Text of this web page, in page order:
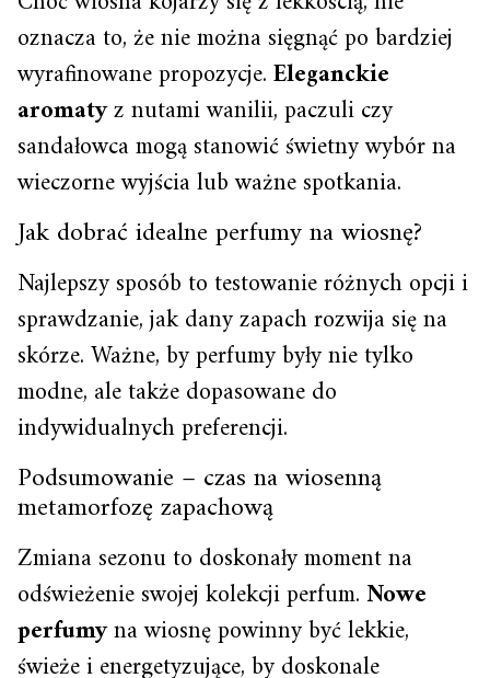
oznacza to, że nie można sięgnąć po bardziej
wyrafinowane propozycje.Eleganckie
aromatyz nutami wanilii, paczuli czy
sandałowca mogą stanowić świetny wybór na
wieczorne wyjścia lub ważne spotkania.
Jak dobrać idealne perfumy na wiosnę?
Najlepszy sposób to testowanie różnych opcji i
sprawdzanie, jak dany zapach rozwija się na
skórze. Ważne, by perfumy były nie tylko
modne, ale także dopasowane do
indywidualnych preferencji.
Podsumowanie – czas na wiosenną
metamorfozę zapachową
Zmiana sezonu to doskonały moment na
odświeżenie swojej kolekcji perfum.Nowe
perfumyna wiosnę powinny być lekkie,
świeże i energetyzujące, by doskonale